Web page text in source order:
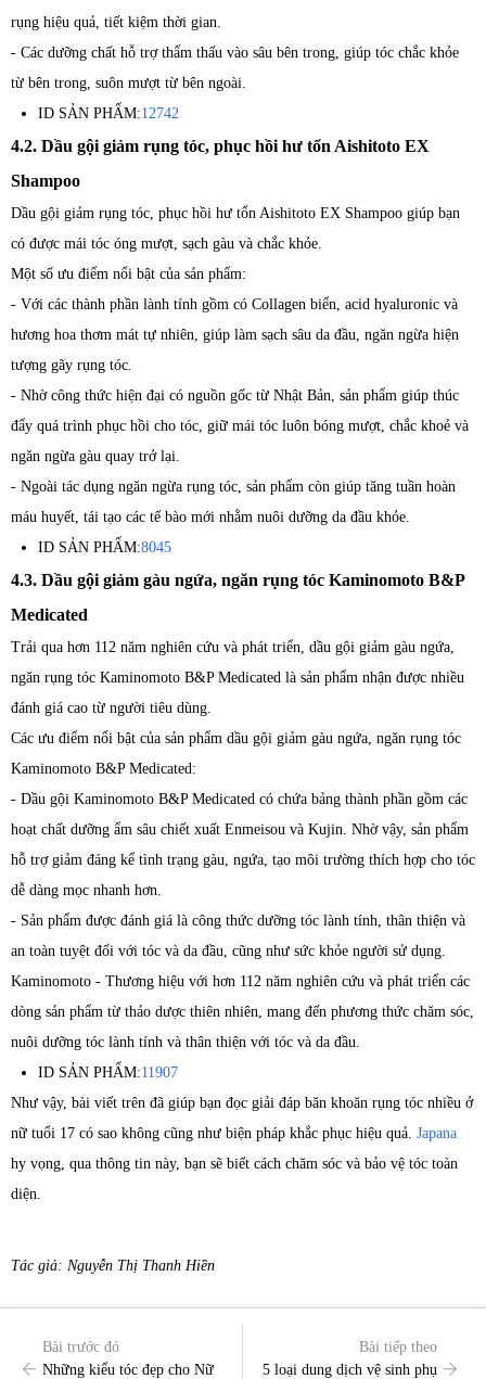
rụng hiệu quả, tiết kiệm thời gian.
- Các dưỡng chất hỗ trợ thẩm thấu vào sâu bên trong, giúp tóc chắc khỏe
từ bên trong, suôn mượt từ bên ngoài.
ID SẢN PHẨM:12742
4.2. Dầu gội giảm rụng tóc, phục hồi hư tổn Aishitoto EX
Shampoo
Dầu gội giảm rụng tóc, phục hồi hư tổn Aishitoto EX Shampoo giúp bạn
có được mái tóc óng mượt, sạch gàu và chắc khỏe.
Một số ưu điểm nổi bật của sản phẩm:
- Với các thành phần lành tính gồm có Collagen biển, acid hyaluronic và
hương hoa thơm mát tự nhiên, giúp làm sạch sâu da đầu, ngăn ngừa hiện
tượng gãy rụng tóc.
- Nhờ công thức hiện đại có nguồn gốc từ Nhật Bản, sản phẩm giúp thúc
đẩy quá trình phục hồi cho tóc, giữ mái tóc luôn bóng mượt, chắc khoẻ và
ngăn ngừa gàu quay trở lại.
- Ngoài tác dụng ngăn ngừa rụng tóc, sản phẩm còn giúp tăng tuần hoàn
máu huyết, tái tạo các tế bào mới nhằm nuôi dưỡng da đầu khỏe.
ID SẢN PHẨM:8045
4.3. Dầu gội giảm gàu ngứa, ngăn rụng tóc Kaminomoto B&P
Medicated
Trải qua hơn 112 năm nghiên cứu và phát triển, dầu gội giảm gàu ngứa,
ngăn rụng tóc Kaminomoto B&P Medicated là sản phẩm nhận được nhiều
đánh giá cao từ người tiêu dùng.
Các ưu điểm nổi bật của sản phẩm dầu gội giảm gàu ngứa, ngăn rụng tóc
Kaminomoto B&P Medicated:
- Dầu gội Kaminomoto B&P Medicated có chứa bảng thành phần gồm các
hoạt chất dưỡng ẩm sâu chiết xuất Enmeisou và Kujin. Nhờ vậy, sản phẩm
hỗ trợ giảm đáng kể tình trạng gàu, ngứa, tạo môi trường thích hợp cho tóc
dễ dàng mọc nhanh hơn.
- Sản phẩm được đánh giá là công thức dưỡng tóc lành tính, thân thiện và
an toàn tuyệt đối với tóc và da đầu, cũng như sức khỏe người sử dụng.
Kaminomoto - Thương hiệu với hơn 112 năm nghiên cứu và phát triển các
dòng sản phẩm từ thảo dược thiên nhiên, mang đến phương thức chăm sóc,
nuôi dưỡng tóc lành tính và thân thiện với tóc và da đầu.
ID SẢN PHẨM:11907
Như vậy, bài viết trên đã giúp bạn đọc giải đáp băn khoăn rụng tóc nhiều ở
nữ tuổi 17 có sao không cũng như biện pháp khắc phục hiệu quả. Japana
hy vọng, qua thông tin này, bạn sẽ biết cách chăm sóc và bảo vệ tóc toàn
diện.
Tác giả: Nguyễn Thị Thanh Hiền
Bài trước đó
Những kiểu tóc đẹp cho Nữ
Bài tiếp theo
5 loại dung dịch vệ sinh phụ